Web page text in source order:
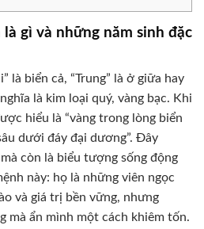
gì và những năm sinh đặc
là biển cả, “Trung” là ở giữa hay
là kim loại quý, vàng bạc. Khi
hiểu là “vàng trong lòng biển
dưới đáy đại dương”. Đây
còn là biểu tượng sống động
này: họ là những viên ngọc
và giá trị bền vững, nhưng
mà ẩn mình một cách khiêm tốn.